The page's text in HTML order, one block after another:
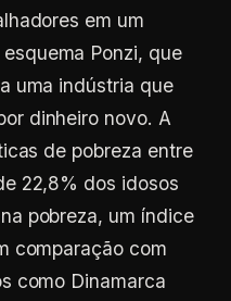
em um
Ponzi, que
uma indústria que
dinheiro novo. A
de pobreza entre
22,8% dos idosos
pobreza, um índice
comparação com
como Dinamarca